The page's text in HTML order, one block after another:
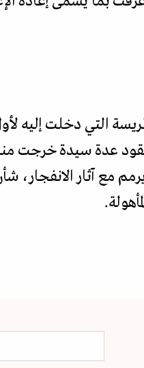
عدة سيدة خرجت
آثار الانفجار، شأن